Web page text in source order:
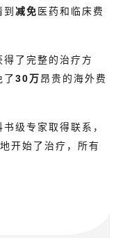
减免 医药和临床费
了完整的治疗方
了30万昂贵的海外费
级专家取得联系，
开始了治疗，所有